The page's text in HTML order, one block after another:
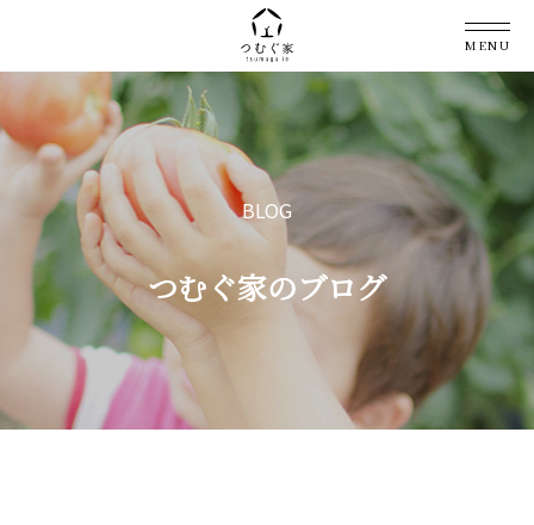
MENU
BLOG
つむぐ家のブログ